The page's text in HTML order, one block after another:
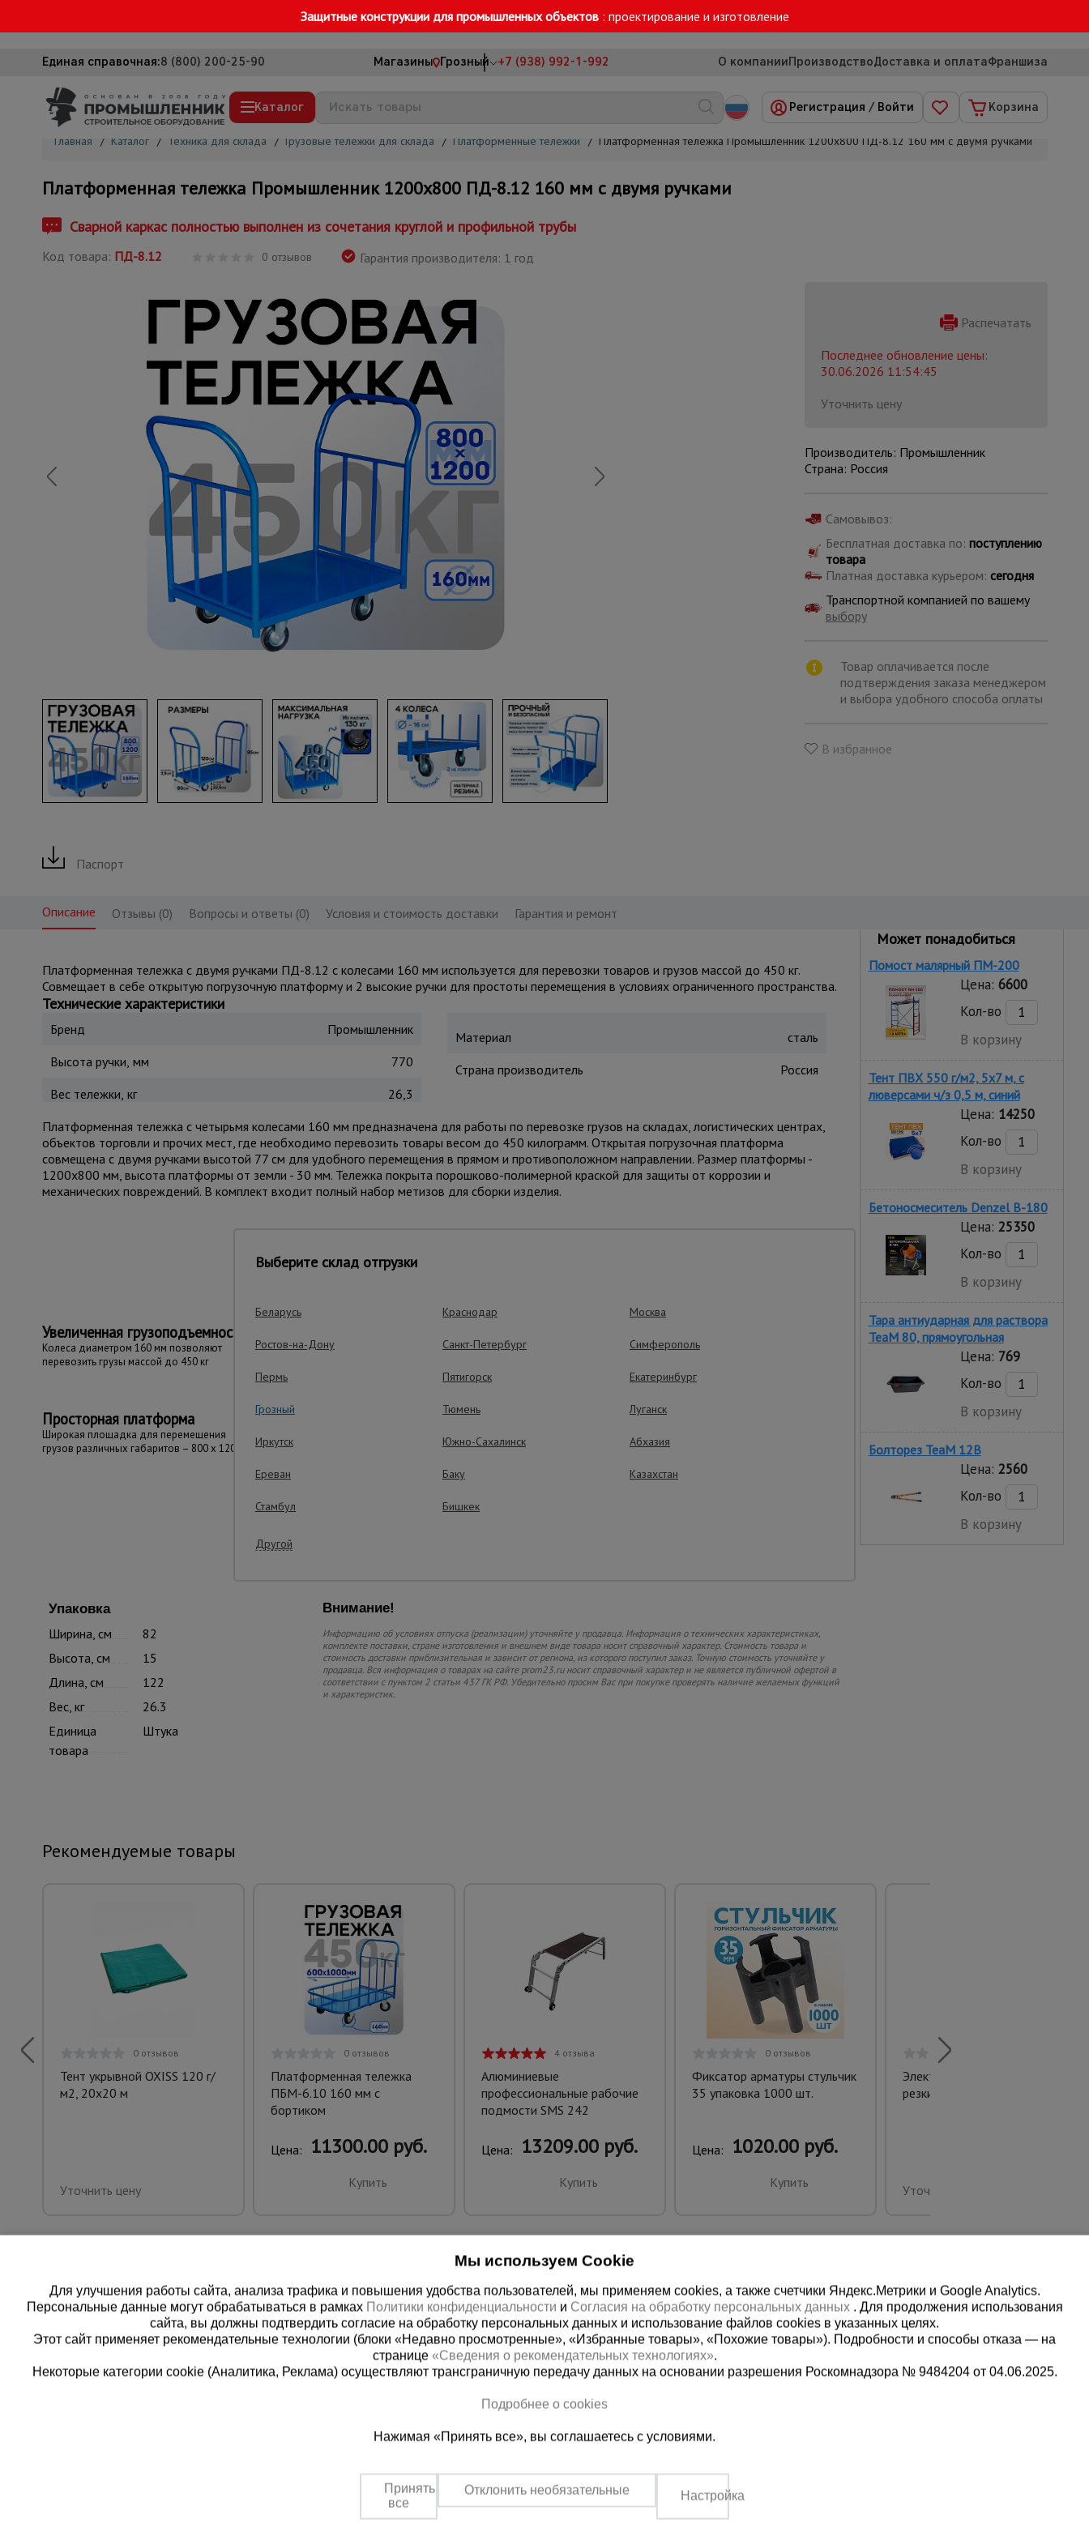
Защитные конструкции для промышленных объектов : проектирование и изготовление
Единая справочная:8 (800) 200-25-90 Магазины Грозный +7 (938) 992-1-992 О компанииПроизводствоДоставка и оплатаФраншиза
Каталог
Вышки-туры
Сетка, тенты, брезенты
Грузоподъемное оборудование
Мусоропровод строительный
Фанера ламинированная
Опалубка
Вибротехника для строительства
Оборудование для работы с арматурой
Оборудование для бетонных работ
Техника для склада
Тачки строительные и садовые
Лестницы и стремянки
Штукатурные комплекты
Сварочные аппараты
товаров
Регистрация / Войти Корзина
Главная / Каталог / Техника для склада / Грузовые тележки для склада / Платформенные тележки / Платформенная тележка Промышленник 1200х800 ПД-8.12 160 мм с двумя ручками
Платформенная тележка Промышленник 1200х800 ПД-8.12 160 мм с двумя ручками
Сварной каркас полностью выполнен из сочетания круглой и профильной трубы
Код товара: ПД-8.12 0 отзывов Гарантия производителя: 1 год
Распечатать
Последнее обновление цены:
30.06.2026 11:54:45
Уточнить цену
Производитель: Промышленник
Страна: Россия
Самовывоз:
Бесплатная доставка по: поступлению
товара
Платная доставка курьером: сегодня
Транспортной компанией по вашему
выбору
Товар оплачивается после
подтверждения заказа менеджером
и выбора удобного способа оплаты
В избранное
Паспорт
Описание Отзывы (0) Вопросы и ответы (0) Условия и стоимость доставки Гарантия и ремонт
Платформенная тележка с двумя ручками ПД-8.12 с колесами 160 мм используется для перевозки товаров и грузов массой до 450 кг.
Совмещает в себе открытую погрузочную платформу и 2 высокие ручки для простоты перемещения в условиях ограниченного пространства.
Технические характеристики
Бренд
Промышленник
Высота ручки, мм
770
Вес тележки, кг
26,3
Материал
сталь
Страна производитель
Россия
Платформенная тележка с четырьмя колесами 160 мм предназначена для работы по перевозке грузов на складах, логистических центрах,
объектов торговли и прочих мест, где необходимо перевозить товары весом до 450 килограмм. Открытая погрузочная платформа
совмещена с двумя ручками высотой 77 см для удобного перемещения в прямом и противоположном направлении. Размер платформы -
1200х800 мм, высота платформы от земли - 30 мм. Тележка покрыта порошково-полимерной краской для защиты от коррозии и
механических повреждений. В комплект входит полный набор метизов для сборки изделия.
Увеличенная грузоподъемность
Колеса диаметром 160 мм позволяют
перевозить грузы массой до 450 кг
Просторная платформа
Широкая площадка для перемещения
грузов различных габаритов – 800 x 1200 мм
2 поворотных и 2 неповоротных колеса в
Удобство перемещения
2 высокие ручки по бокам изделия
облегчают перемещение тележки в
Упаковка
Ширина, см
82
Высота, см
15
Длина, см
122
Вес, кг
26.3
Единица
товара
Штука
Внимание!
Информацию об условиях отпуска (реализации) уточняйте у продавца. Информация о технических характеристиках,
комплекте поставки, стране изготовления и внешнем виде товара носит справочный характер. Стоимость товара и
стоимость доставки приблизительная и зависит от региона, из которого поступил заказ. Точную стоимость уточняйте у
продавца. Вся информация о товарах на сайте prom23.ru носит справочный характер и не является публичной офертой в
соответствии с пунктом 2 статьи 437 ГК РФ. Убедительно просим Вас при покупке проверять наличие желаемых функций
и характеристик.
Может понадобиться
Помост малярный ПМ-200
Цена: 6600
Кол-во
В корзину
Тент ПВХ 550 г/м2, 5х7 м, с
люверсами ч/з 0,5 м, синий
Цена: 14250
Кол-во
В корзину
Бетоносмеситель Denzel В-180
Цена: 25350
Кол-во
В корзину
Тара антиударная для раствора
TeaM 80, прямоугольная
Цена: 769
Кол-во
В корзину
Болторез TeaM 12B
Цена: 2560
Кол-во
В корзину
Рекомендуемые товары
0 отзывов
Тент укрывной OXISS 120 г/
м2, 20х20 м
Уточнить цену
0 отзывов
Платформенная тележка
ПБМ-6.10 160 мм с
бортиком
Цена: 11300.00 руб.
Купить
4 отзыва
Алюминиевые
профессиональные рабочие
подмости SMS 242
Цена: 13209.00 руб.
Купить
0 отзывов
Фиксатор арматуры стульчик
35 упаковка 1000 шт.
Цена: 1020.00 руб.
Купить
Электрический станок для
резки арматуры TeaM GQ46
Уточнить цену
8 (800) 200-25-90
Заказать звонок
+7 (938) 992-1-992
Заказать звонок
Вс: выходной
Мы в социальных сетях:
Выберите склад отгрузки
Беларусь Краснодар Москва
Ростов-на-Дону Санкт-Петербург Симферополь
Пермь Пятигорск Екатеринбург
Грозный Тюмень Луганск
Иркутск Южно-Сахалинск Абхазия
Ереван Баку Казахстан
Стамбул Бишкек
Другой
Мы используем Cookie
Для улучшения работы сайта, анализа трафика и повышения удобства пользователей, мы применяем cookies, а также счетчики Яндекс.Метрики и Google Analytics.
Персональные данные могут обрабатываться в рамках Политики конфиденциальности и Согласия на обработку персональных данных . Для продолжения использования
сайта, вы должны подтвердить согласие на обработку персональных данных и использование файлов cookies в указанных целях.
Этот сайт применяет рекомендательные технологии (блоки «Недавно просмотренные», «Избранные товары», «Похожие товары»). Подробности и способы отказа — на
странице «Сведения о рекомендательных технологиях».
Некоторые категории cookie (Аналитика, Реклама) осуществляют трансграничную передачу данных на основании разрешения Роскомнадзора № 9484204 от 04.06.2025.
Подробнее о cookies
Нажимая «Принять все», вы соглашаетесь с условиями.
Принять
все
Отклонить необязательные Настройка